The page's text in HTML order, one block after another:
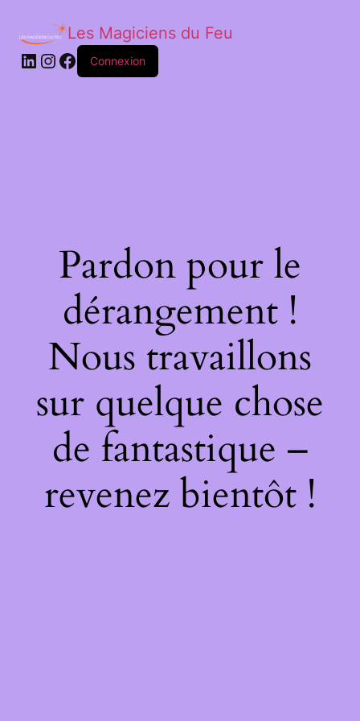
Les Magiciens du Feu
LinkedIn
Instagram
Facebook
Connexion
Pardon pour le
dérangement !
Nous travaillons
sur quelque chose
de fantastique –
revenez bientôt !